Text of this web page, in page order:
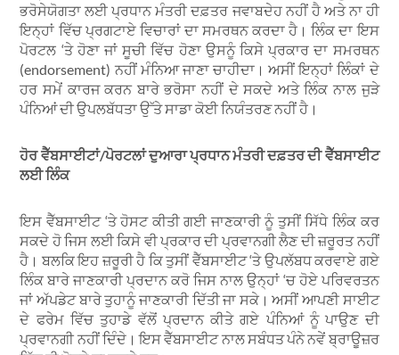
ਭਰੋਸੇਯੋਗਤਾ ਲਈ ਪ੍ਰਧਾਨ ਮੰਤਰੀ ਦਫ਼ਤਰ ਜਵਾਬਦੇਹ ਨਹੀਂ ਹੈ ਅਤੇ ਨਾ ਹੀ
ਇਨ੍ਹਾਂ ਵਿੱਚ ਪ੍ਰਗਟਾਏ ਵਿਚਾਰਾਂ ਦਾ ਸਮਰਥਨ ਕਰਦਾ ਹੈ। ਲਿੰਕ ਦਾ ਇਸ
ਪੋਰਟਲ ‘ਤੇ ਹੋਣਾ ਜਾਂ ਸੂਚੀ ਵਿੱਚ ਹੋਣਾ ਉਸਨੂੰ ਕਿਸੇ ਪ੍ਰਕਾਰ ਦਾ ਸਮਰਥਨ
(endorsement) ਨਹੀਂ ਮੰਨਿਆ ਜਾਣਾ ਚਾਹੀਦਾ। ਅਸੀਂ ਇਨ੍ਹਾਂ ਲਿੰਕਾਂ ਦੇ
ਹਰ ਸਮੇਂ ਕਾਰਜ ਕਰਨ ਬਾਰੇ ਭਰੋਸਾ ਨਹੀਂ ਦੇ ਸਕਦੇ ਅਤੇ ਲਿੰਕ ਨਾਲ ਜੁੜੇ
ਪੰਨਿਆਂ ਦੀ ਉਪਲਬੱਧਤਾ ਉੱਤੇ ਸਾਡਾ ਕੋਈ ਨਿਯੰਤਰਣ ਨਹੀਂ ਹੈ।
ਹੋਰ ਵੈੱਬਸਾਈਟਾਂ/ਪੋਰਟਲਾਂ ਦੁਆਰਾ ਪ੍ਰਧਾਨ ਮੰਤਰੀ ਦਫ਼ਤਰ ਦੀ ਵੈੱਬਸਾਈਟ
ਲਈ ਲਿੰਕ
ਇਸ ਵੈੱਬਸਾਈਟ ‘ਤੇ ਹੋਸਟ ਕੀਤੀ ਗਈ ਜਾਣਕਾਰੀ ਨੂੰ ਤੁਸੀਂ ਸਿੱਧੇ ਲਿੰਕ ਕਰ
ਸਕਦੇ ਹੋ ਜਿਸ ਲਈ ਕਿਸੇ ਵੀ ਪ੍ਰਕਾਰ ਦੀ ਪ੍ਰਵਾਨਗੀ ਲੈਣ ਦੀ ਜ਼ਰੂਰਤ ਨਹੀਂ
ਹੈ। ਬਲਕਿ ਇਹ ਜ਼ਰੂਰੀ ਹੈ ਕਿ ਤੁਸੀਂ ਵੈੱਬਸਾਈਟ ‘ਤੇ ਉਪਲੱਬਧ ਕਰਵਾਏ ਗਏ
ਲਿੰਕ ਬਾਰੇ ਜਾਣਕਾਰੀ ਪ੍ਰਦਾਨ ਕਰੋ ਜਿਸ ਨਾਲ ਉਨ੍ਹਾਂ ‘ਚ ਹੋਏ ਪਰਿਵਰਤਨ
ਜਾਂ ਅੱਪਡੇਟ ਬਾਰੇ ਤੁਹਾਨੂੰ ਜਾਣਕਾਰੀ ਦਿੱਤੀ ਜਾ ਸਕੇ। ਅਸੀਂ ਆਪਣੀ ਸਾਈਟ
ਦੇ ਫਰੇਮ ਵਿੱਚ ਤੁਹਾਡੇ ਵੱਲੋਂ ਪ੍ਰਦਾਨ ਕੀਤੇ ਗਏ ਪੰਨਿਆਂ ਨੂੰ ਪਾਉਣ ਦੀ
ਪ੍ਰਵਾਨਗੀ ਨਹੀਂ ਦਿੰਦੇ। ਇਸ ਵੈੱਬਸਾਈਟ ਨਾਲ ਸਬੰਧਤ ਪੰਨੇ ਨਵੇਂ ਬ੍ਰਾਊਜ਼ਰ